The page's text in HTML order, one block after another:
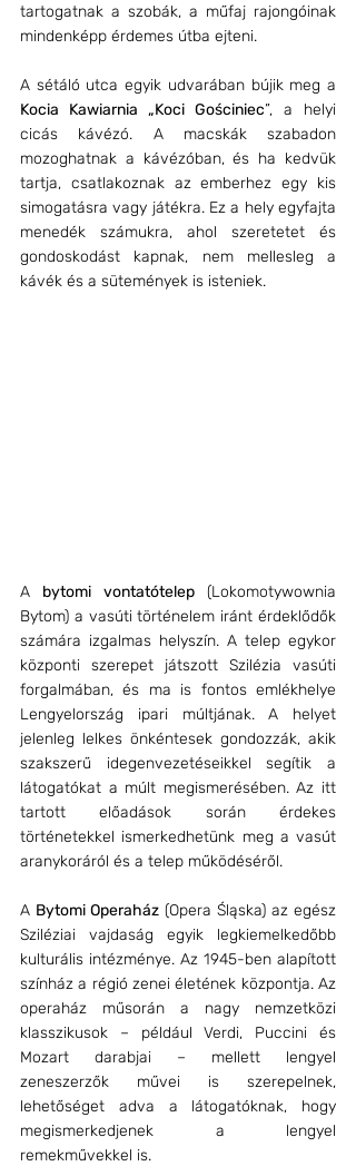
tartogatnak a szobák, a műfaj rajongóinak
mindenképp érdemes útba ejteni.
Kocia Kawiarnia „Koci Gościniec”, a helyi
cicás kávézó. A macskák szabadon
mozoghatnak a kávézóban, és ha kedvük
tartja, csatlakoznak az emberhez egy kis
simogatásra vagy játékra. Ez a hely egyfajta
menedék számukra, ahol szeretetet és
gondoskodást kapnak, nem mellesleg a
kávék és a sütemények is isteniek.
A bytomi vontatótelep (Lokomotywownia
Bytom) a vasúti történelem iránt érdeklődők
számára izgalmas helyszín. A telep egykor
központi szerepet játszott Szilézia vasúti
forgalmában, és ma is fontos emlékhelye
Lengyelország ipari múltjának. A helyet
jelenleg lelkes önkéntesek gondozzák, akik
szakszerű idegenvezetéseikkel segítik a
látogatókat a múlt megismerésében. Az itt
tartott előadások során érdekes
történetekkel ismerkedhetünk meg a vasút
aranykoráról és a telep működéséről.
A Bytomi Operaház (Opera Śląska) az egész
Sziléziai vajdaság egyik legkiemelkedőbb
kulturális intézménye. Az 1945-ben alapított
színház a régió zenei életének központja. Az
operaház műsorán a nagy nemzetközi
klasszikusok – például Verdi, Puccini és
Mozart darabjai – mellett lengyel
zeneszerzők művei is szerepelnek,
lehetőséget adva a látogatóknak, hogy
megismerkedjenek a lengyel
remekművekkel is.